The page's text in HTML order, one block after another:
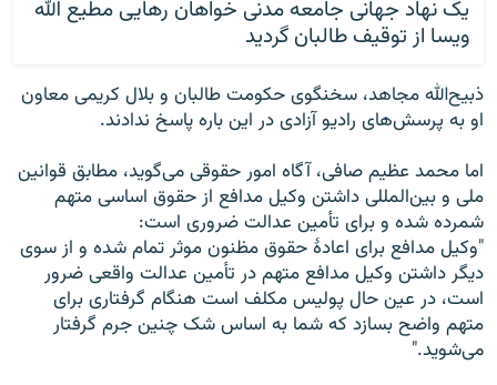
یک نهاد جهانی جامعه مدنی خواهان رهایی مطیع الله
ویسا از توقیف طالبان گردید
ذبیح‌الله مجاهد، سخنگوی حکومت طالبان و بلال کریمی معاون
او به پرسش‌های رادیو آزادی در این باره پاسخ ندادند.
اما محمد عظیم صافی، آگاه امور حقوقی می‌گوید، مطابق قوانین
ملی و بین‌المللی داشتن وکیل مدافع از حقوق اساسی متهم
شمرده شده و برای تأمین عدالت ضروری است:
"وکیل مدافع برای اعادۀ حقوق مظنون موثر تمام شده و از سوی
دیگر داشتن وکیل مدافع متهم در تأمین عدالت واقعی ضرور
است، در عین حال پولیس مکلف است هنگام گرفتاری برای
متهم واضح بسازد که شما به اساس شک چنین جرم گرفتار
می‌شوید."